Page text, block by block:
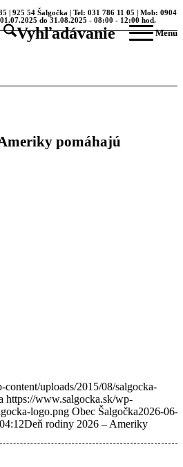
| 925 54 Šalgočka | Tel: 031 786 11 05 | Mob: 0904
do 31.08.2025 - 08:00 - 12:00 hod.
Vyhľadávanie Menu
pomáhajú
uploads/2015/08/salgocka-
https://www.salgocka.sk/wp-
logo.png Obec Šalgočka2026-06-
Deň rodiny 2026 – Ameriky